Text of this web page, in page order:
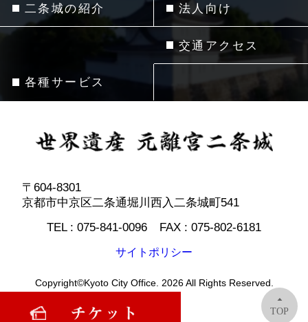
TOP
二条城の紹介
各種サービス
法人向け
交通アクセス
〒604-8301
京都市中京区二条通堀川西入二条城町541
TEL : 075-841-0096 FAX :075-802-6181
サイトポリシー
Copyright©Kyoto City Office. 2026 All Rights Reserved.